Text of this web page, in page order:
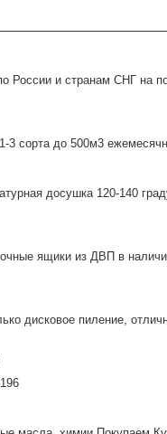
России и странам СНГ на
3 сорта до 500м3
досушка 120-140
ящики из ДВП в
дисковое пиление,